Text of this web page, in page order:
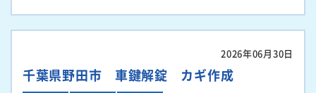
2026年06月30日
千葉県野田市 車鍵解錠 カギ作成